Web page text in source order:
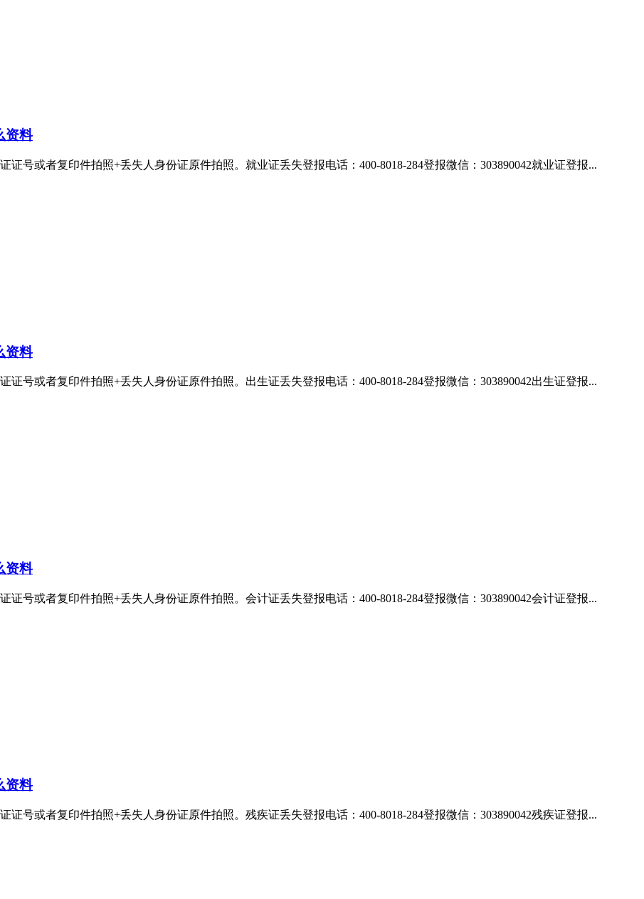
资料
号或者复印件拍照+丢失人身份证原件拍照。就业证丢失登报电话：400-8018-284登报微信：303890042就业证登报...
资料
号或者复印件拍照+丢失人身份证原件拍照。出生证丢失登报电话：400-8018-284登报微信：303890042出生证登报...
资料
号或者复印件拍照+丢失人身份证原件拍照。会计证丢失登报电话：400-8018-284登报微信：303890042会计证登报...
资料
号或者复印件拍照+丢失人身份证原件拍照。残疾证丢失登报电话：400-8018-284登报微信：303890042残疾证登报...